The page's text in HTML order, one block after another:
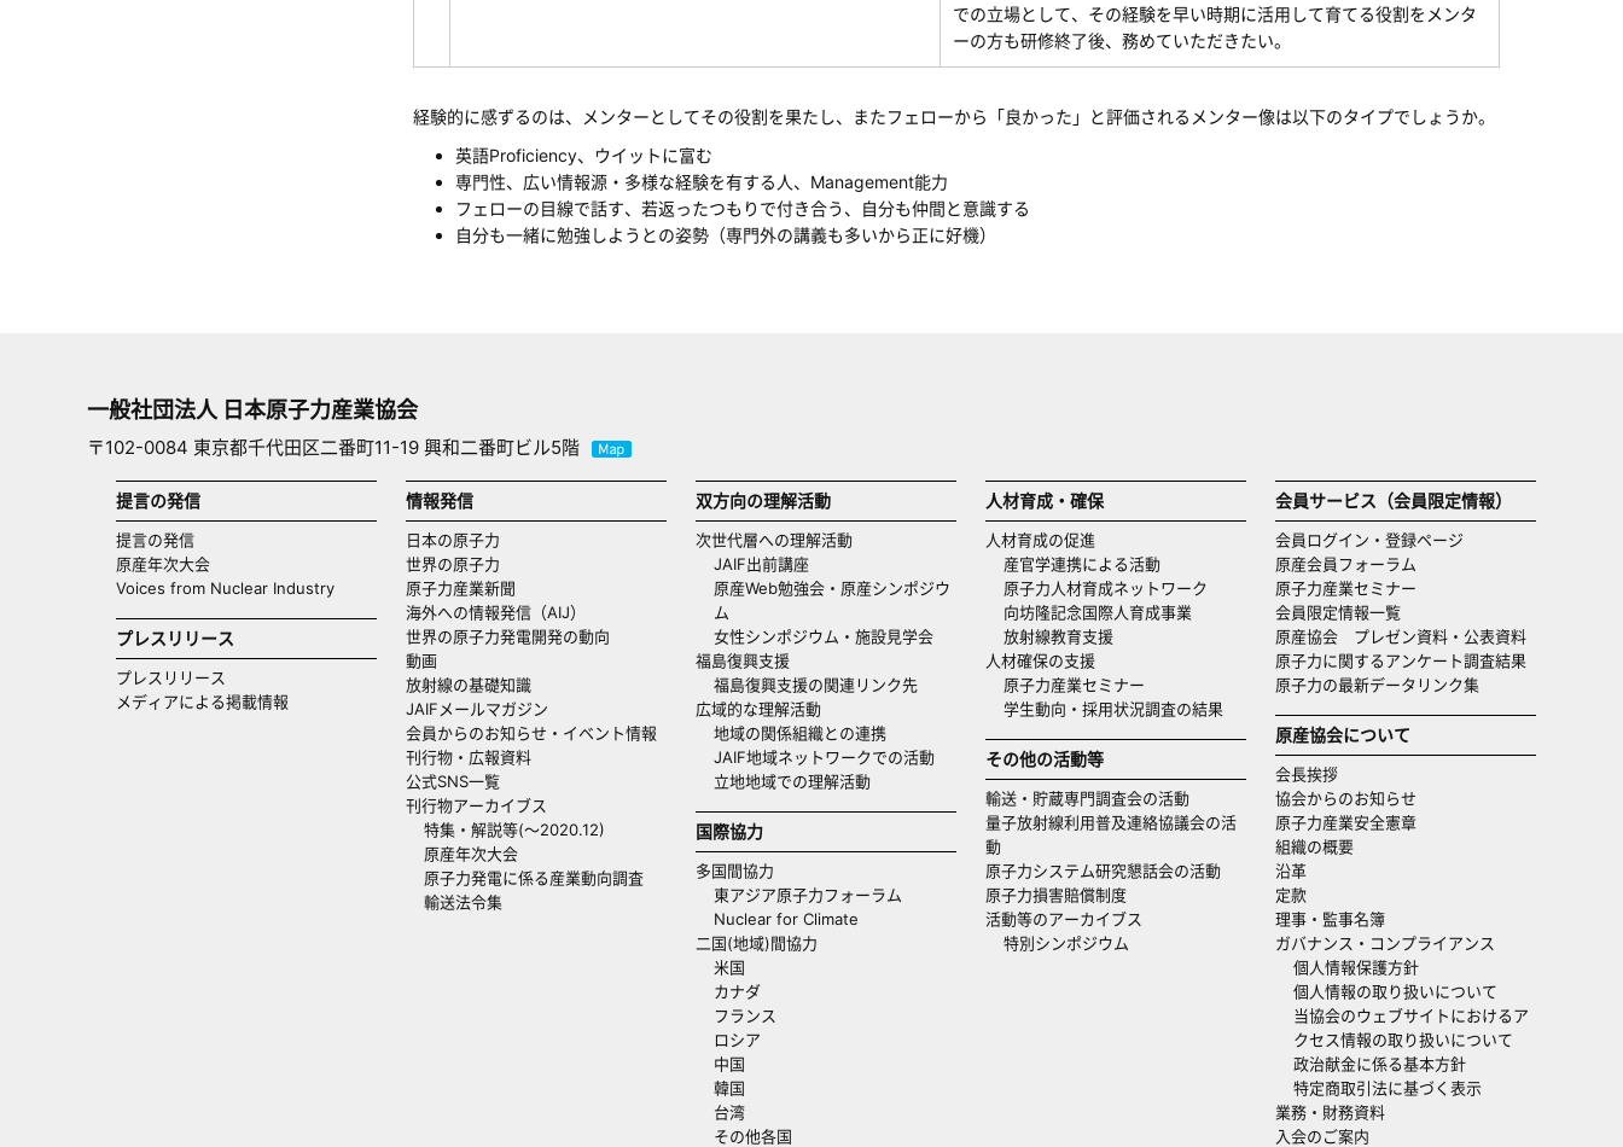
での立場として、その経験を早い時期に活用して育てる役割をメンタ
ーの方も研修終了後、務めていただきたい。
経験的に感ずるのは、メンターとしてその役割を果たし、またフェローから「良かった」と評価されるメンター像は以下のタイプでしょうか。
英語Proficiency、ウイットに富む
専門性、広い情報源・多様な経験を有する人、Management能力
フェローの目線で話す、若返ったつもりで付き合う、自分も仲間と意識する
自分も一緒に勉強しようとの姿勢（専門外の講義も多いから正に好機）
一般社団法人 日本原子力産業協会
〒102-0084 東京都千代田区二番町11-19 興和二番町ビル5階
提言の発信
提言の発信
原産年次大会
Voices from Nuclear Industry
プレスリリース
プレスリリース
メディアによる掲載情報
情報発信
日本の原子力
世界の原子力
原子力産業新聞
海外への情報発信（AIJ）
世界の原子力発電開発の動向
動画
放射線の基礎知識
JAIFメールマガジン
会員からのお知らせ・イベント情報
刊行物・広報資料
公式SNS一覧
刊行物アーカイブス
特集・解説等(～2020.12)
原産年次大会
原子力発電に係る産業動向調査
輸送法令集
双方向の理解活動
次世代層への理解活動
JAIF出前講座
原産Web勉強会・原産シンポジウ
ム
女性シンポジウム・施設見学会
福島復興支援
福島復興支援の関連リンク先
広域的な理解活動
地域の関係組織との連携
JAIF地域ネットワークでの活動
立地地域での理解活動
国際協力
多国間協力
東アジア原子力フォーラム
Nuclear for Climate
二国(地域)間協力
米国
カナダ
フランス
ロシア
中国
韓国
台湾
その他各国
人材育成・確保
人材育成の促進
産官学連携による活動
原子力人材育成ネットワーク
向坊隆記念国際人育成事業
放射線教育支援
人材確保の支援
原子力産業セミナー
学生動向・採用状況調査の結果
その他の活動等
輸送・貯蔵専門調査会の活動
量子放射線利用普及連絡協議会の活
動
原子力システム研究懇話会の活動
原子力損害賠償制度
活動等のアーカイブス
特別シンポジウム
会員サービス（会員限定情報）
会員ログイン・登録ページ
原産会員フォーラム
原子力産業セミナー
会員限定情報一覧
原産協会 プレゼン資料・公表資料
原子力に関するアンケート調査結果
原子力の最新データリンク集
原産協会について
会長挨拶
協会からのお知らせ
原子力産業安全憲章
組織の概要
沿革
定款
理事・監事名簿
ガバナンス・コンプライアンス
個人情報保護方針
個人情報の取り扱いについて
当協会のウェブサイトにおけるア
クセス情報の取り扱いについて
政治献金に係る基本方針
特定商取引法に基づく表示
業務・財務資料
入会のご案内